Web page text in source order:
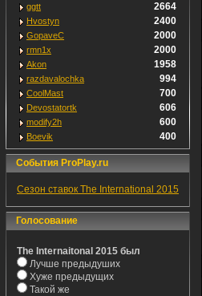
ggtt 2664
Hvostyn 2400
GopaveC 2000
rmn1x 2000
Akon 1958
razdavalochka 994
CoolMast 700
Devostatortk 606
modify2h 600
Boevik 400
События ProPlay.ru
Сезон ставок The International 2015
Голосование
The Internaitonal 2015 был
Лучше предыдуших
Хуже предыдущих
Такой же